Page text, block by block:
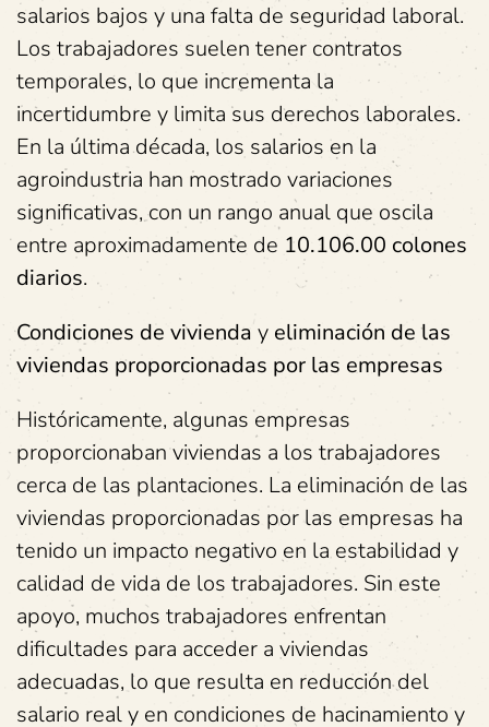
salarios bajos y una falta de seguridad laboral.
Los trabajadores suelen tener contratos
temporales, lo que incrementa la
incertidumbre y limita sus derechos laborales.
En la última década, los salarios en la
agroindustria han mostrado variaciones
significativas, con un rango anual que oscila
entre aproximadamente de 10.106.00 colones
diarios.
Condiciones de vivienda y eliminación de las
viviendas proporcionadas por las empresas
Históricamente, algunas empresas
proporcionaban viviendas a los trabajadores
cerca de las plantaciones. La eliminación de las
viviendas proporcionadas por las empresas ha
tenido un impacto negativo en la estabilidad y
calidad de vida de los trabajadores. Sin este
apoyo, muchos trabajadores enfrentan
dificultades para acceder a viviendas
adecuadas, lo que resulta en reducción del
salario real y en condiciones de hacinamiento y